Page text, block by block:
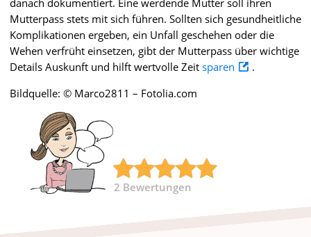
Mutterpass stets mit sich führen. Sollten sich gesundheitliche
Komplikationen ergeben, ein Unfall geschehen oder die
Wehen verfrüht einsetzen, gibt der Mutterpass über wichtige
Details Auskunft und hilft wertvolle Zeit sparen
.
Bildquelle: © Marco2811 – Fotolia.com
2 Bewertungen